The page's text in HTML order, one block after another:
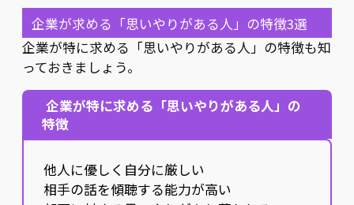
企業が求める「思いやりがある人」の特徴3選
企業が特に求める「思いやりがある人」の特徴も知
っておきましょう。
企業が特に求める「思いやりがある人」の
特徴
他人に優しく自分に厳しい
相手の話を傾聴する能力が高い